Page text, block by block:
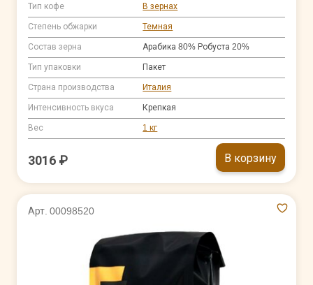
Тип кофе В зернах
Степень обжарки Темная
Состав зерна Арабика 80% Робуста 20%
Тип упаковки Пакет
Страна производства Италия
Интенсивность вкуса Крепкая
Вес 1 кг
3016 ₽ В корзину
Арт. 00098520